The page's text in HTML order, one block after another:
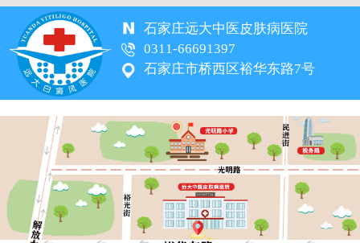
石家庄远大中医皮肤病医院
0311-66691397
石家庄市桥西区裕华东路7号